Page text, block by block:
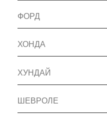
ФОРД
ХОНДА
ХУНДАЙ
ШЕВРОЛЕ